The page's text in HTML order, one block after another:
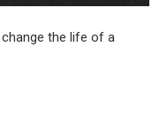
the life of a